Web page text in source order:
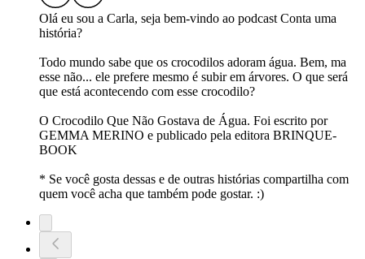
Olá eu sou a Carla, seja bem-vindo ao podcast Conta uma
história?
Todo mundo sabe que os crocodilos adoram água. Bem, ma
esse não... ele prefere mesmo é subir em árvores. O que será
que está acontecendo com esse crocodilo?
O Crocodilo Que Não Gostava de Água. Foi escrito por
GEMMA MERINO e publicado pela editora BRINQUE-
BOOK
* Se você gosta dessas e de outras histórias compartilha com
quem você acha que também pode gostar. :)